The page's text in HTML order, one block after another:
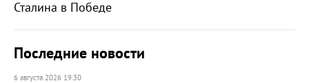
Сталина в Победе
Последние новости
6 августа 2026 19:30